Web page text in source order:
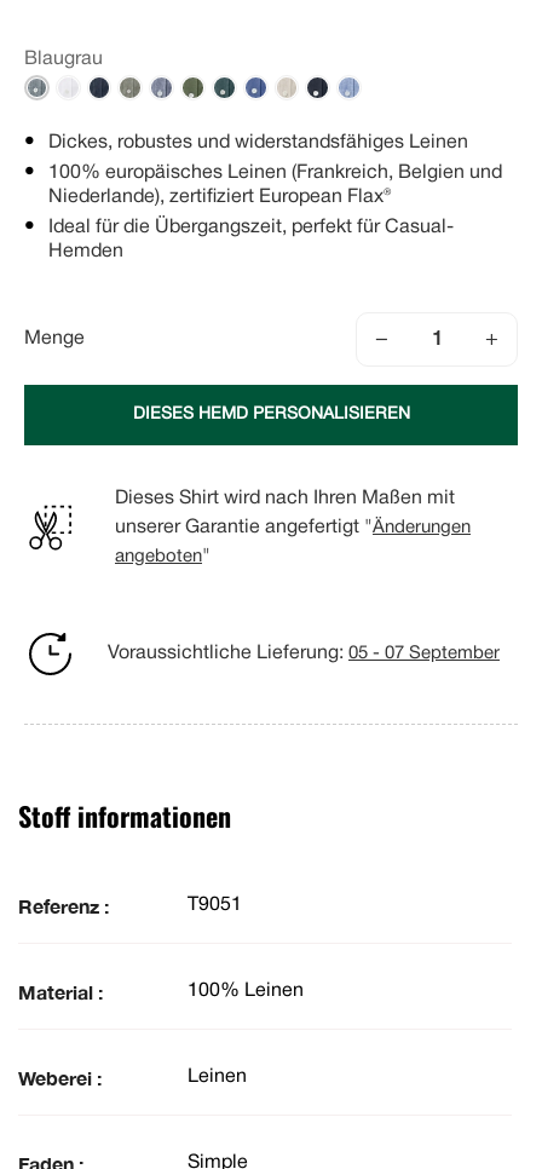
Blaugrau
Dickes, robustes und widerstandsfähiges Leinen
100% europäisches Leinen (Frankreich, Belgien und
Niederlande), zertifiziert European Flax®
Ideal für die Übergangszeit, perfekt für Casual-
Hemden
Menge − +
DIESES HEMD PERSONALISIEREN
Dieses Shirt wird nach Ihren Maßen mit
unserer Garantie angefertigt "Änderungen
angeboten"
Voraussichtliche Lieferung: 05 - 07 September
Stoff informationen
Referenz : T9051
Material : 100% Leinen
Weberei : Leinen
Faden : Simple